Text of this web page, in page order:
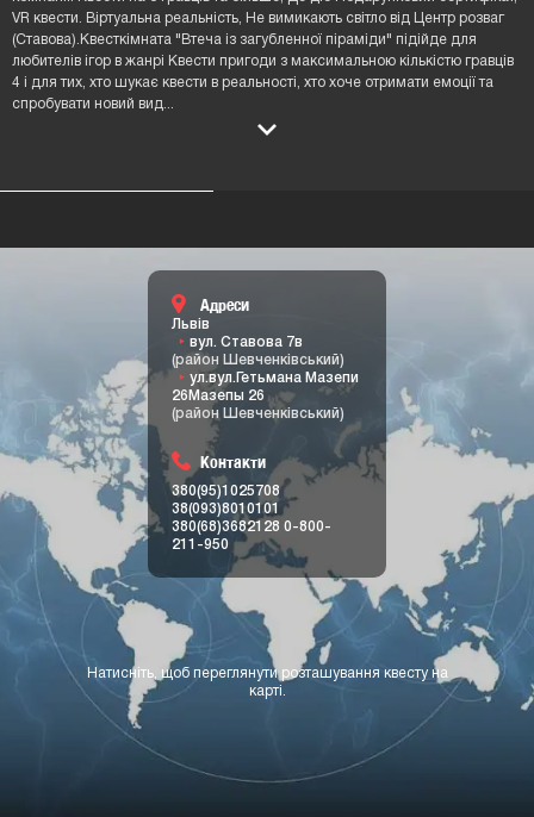
VR квести. Віртуальна реальність, Не вимикають світло від Центр розваг
(Ставова).Квесткімната "Втеча із загубленної піраміди" підійде для
любителів ігор в жанрі Квести пригоди з максимальною кількістю гравців
4 і для тих, хто шукає квести в реальності, хто хоче отримати емоції та
спробувати новий вид
Адреси
Львів
вул. Ставова 7в
(район Шевченківський)
ул.вул.Гетьмана Мазепи
26Мазепы 26
(район Шевченківський)
Контакти
380(95)1025708
38(093)8010101
380(68)3682128 0-800-
211-950
Натисніть, щоб переглянути розташування квесту на
карті.